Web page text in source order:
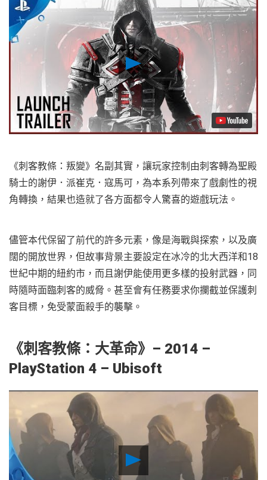
Play
Video
《刺客教條：叛變》名副其實，讓玩家控制由刺客轉為聖殿
騎士的謝伊．派崔克．寇馬可，為本系列帶來了戲劇性的視
角轉換，結果也造就了各方面都令人驚喜的遊戲玩法。
儘管本代保留了前代的許多元素，像是海戰與探索，以及廣
闊的開放世界，但故事背景主要設定在冰冷的北大西洋和18
世紀中期的紐約市，而且謝伊能使用更多樣的投射武器，同
時隨時面臨刺客的威脅。甚至會有任務要求你攔截並保護刺
客目標，免受蒙面殺手的襲擊。
《刺客教條：大革命》– 2014 –
PlayStation 4 – Ubisoft